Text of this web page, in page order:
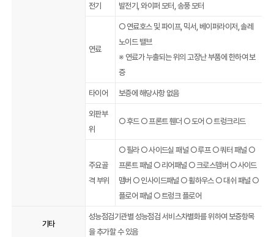
전기 발전기, 와이퍼 모터, 송풍 모터
연료
○ 연료호스 및 파이프, 믹서, 베이퍼라이저, 솔레
노이드 밸브
※ 연료가 누출되는 위의 고장난 부품에 한하여 보
증
타이어 보증에 해당사항 없음
외판부
위
○ 후드 ○ 프론트 휀더 ○ 도어 ○ 트렁크리드
주요골
격 부위
○ 필라 ○ 사이드실 패널 ○ 루프 ○ 쿼터 패널 ○
프론트 패널 ○ 리어패널 ○ 크로스맴버 ○ 사이드
맴버 ○ 인사이드패널 ○ 휠하우스 ○ 대쉬 패널 ○
플로어 패널 ○ 트렁크 플로어
기타
성능점검기관별 성능점검 서비스차별화를 위하여 보증항목
을 추가할 수 있음